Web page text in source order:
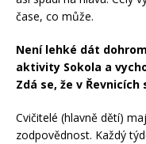
čase, co může.
Není lehké dát
aktivity Sokola a
Zdá se, že v
Cvičitelé (hlavně dětí)
zodpovědnost. Každý